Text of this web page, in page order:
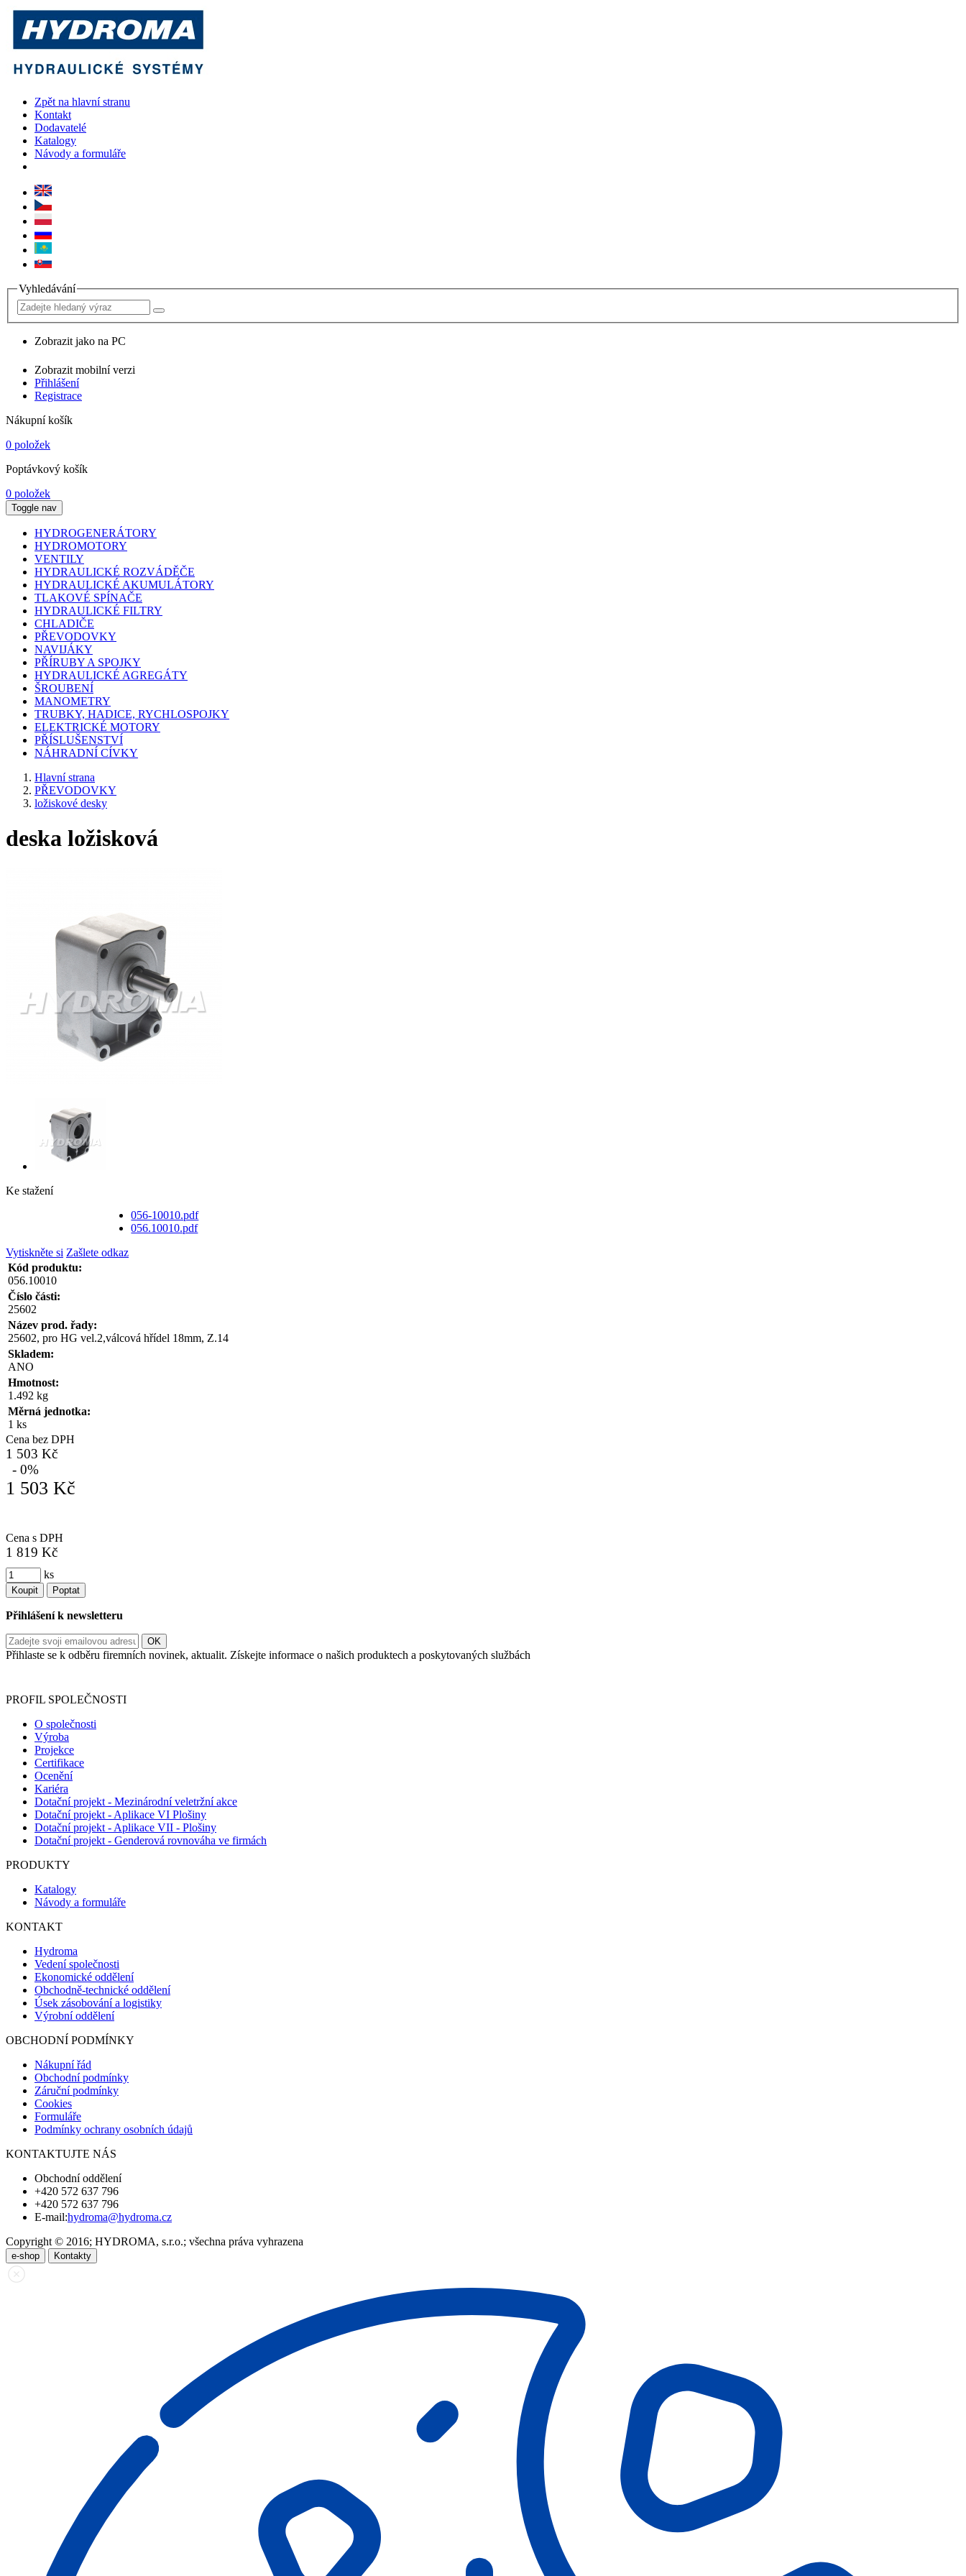
Zpět na hlavní stranu
Kontakt
Dodavatelé
Katalogy
Návody a formuláře
Vyhledávání
Zobrazit jako na PC
Zobrazit mobilní verzi
Přihlášení
Registrace
Nákupní košík
0 položek
Poptávkový košík
0 položek
Toggle nav
HYDROGENERÁTORY
HYDROMOTORY
VENTILY
HYDRAULICKÉ ROZVÁDĚČE
HYDRAULICKÉ AKUMULÁTORY
TLAKOVÉ SPÍNAČE
HYDRAULICKÉ FILTRY
CHLADIČE
PŘEVODOVKY
NAVIJÁKY
PŘÍRUBY A SPOJKY
HYDRAULICKÉ AGREGÁTY
ŠROUBENÍ
MANOMETRY
TRUBKY, HADICE, RYCHLOSPOJKY
ELEKTRICKÉ MOTORY
PŘÍSLUŠENSTVÍ
NÁHRADNÍ CÍVKY
Hlavní strana
PŘEVODOVKY
ložiskové desky
deska ložisková
Ke stažení
056-10010.pdf
056.10010.pdf
Vytiskněte si Zašlete odkaz
Kód produktu:
056.10010
Číslo části:
25602
Název prod. řady:
25602, pro HG vel.2,válcová hřídel 18mm, Z.14
Skladem:
ANO
Hmotnost:
1.492 kg
Měrná jednotka:
1 ks
Cena bez DPH
1 503 Kč
- 0%
1 503 Kč
Cena s DPH
1 819 Kč
ks
Koupit Poptat
Přihlášení k newsletteru
Přihlaste se k odběru firemních novinek, aktualit. Získejte informace o našich produktech a poskytovaných službách
PROFIL SPOLEČNOSTI
O společnosti
Výroba
Projekce
Certifikace
Ocenění
Kariéra
Dotační projekt - Mezinárodní veletržní akce
Dotační projekt - Aplikace VI Plošiny
Dotační projekt - Aplikace VII - Plošiny
Dotační projekt - Genderová rovnováha ve firmách
PRODUKTY
Katalogy
Návody a formuláře
KONTAKT
Hydroma
Vedení společnosti
Ekonomické oddělení
Obchodně-technické oddělení
Úsek zásobování a logistiky
Výrobní oddělení
OBCHODNÍ PODMÍNKY
Nákupní řád
Obchodní podmínky
Záruční podmínky
Cookies
Formuláře
Podmínky ochrany osobních údajů
KONTAKTUJTE NÁS
Obchodní oddělení
+420 572 637 796
+420 572 637 796
E-mail:hydroma@hydroma.cz
Copyright © 2016; HYDROMA, s.r.o.; všechna práva vyhrazena
e-shop Kontakty